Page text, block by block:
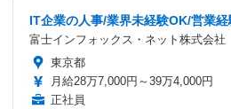
IT企業の人事/業界未経験OK/営業
富士インフォックス・ネット株式会社
東京都
月給28万7,000円～39万4,000円
正社員